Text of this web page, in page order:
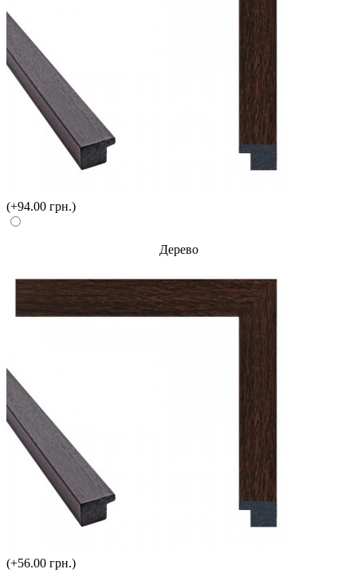
(+94.00 грн.)
Дерево
(+56.00 грн.)